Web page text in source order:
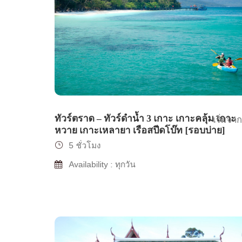
ทัวร์ตราด – ทัวร์ดำน้ำ 3 เกาะ เกาะคลุ้ม เกาะ
หวาย เกาะเหลายา เรือสปีดโบ๊ท [รอบบ่าย]
เริ่มจาก
5 ชั่วโมง
Availability : ทุกวัน